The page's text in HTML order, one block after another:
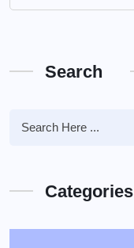
Search
Categories